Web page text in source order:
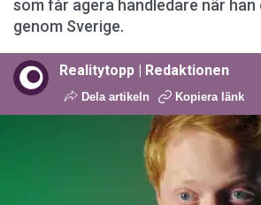
som får agera handledare när han
genom Sverige.
Realitytopp | Redaktionen
Dela artikeln Kopiera länk